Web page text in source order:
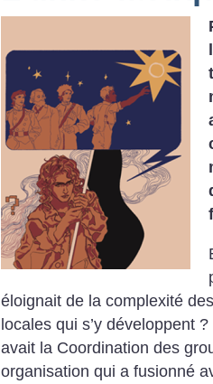
éloignait de la complexité
locales qui s’y développent ?
avait la Coordination des
organisation qui a fusionné